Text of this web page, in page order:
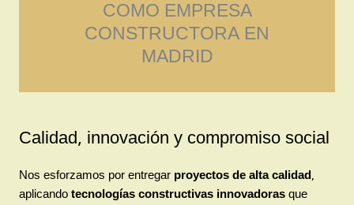
COMO EMPRESA
CONSTRUCTORA EN
MADRID
Calidad, innovación y compromiso social
Nos esforzamos por entregar proyectos de alta calidad,
aplicando tecnologías constructivas innovadoras que